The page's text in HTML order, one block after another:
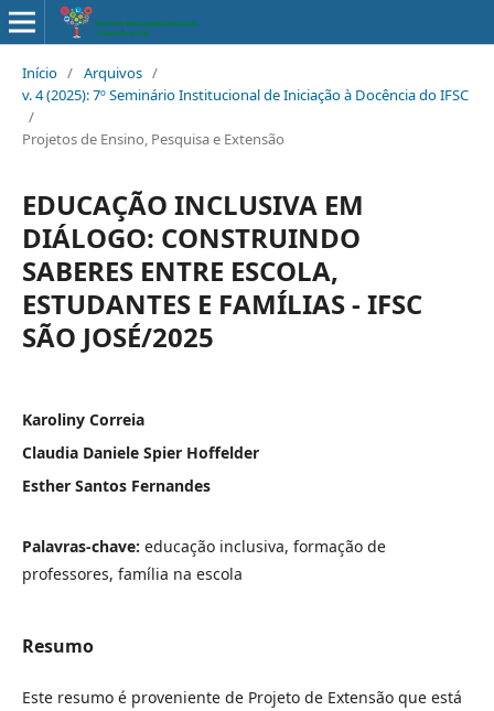
Início / Arquivos /
v. 4 (2025): 7º Seminário Institucional de Iniciação à Docência do IFSC
/
Projetos de Ensino, Pesquisa e Extensão
EDUCAÇÃO INCLUSIVA EM
DIÁLOGO: CONSTRUINDO
SABERES ENTRE ESCOLA,
ESTUDANTES E FAMÍLIAS - IFSC
SÃO JOSÉ/2025
Karoliny Correia
Claudia Daniele Spier Hoffelder
Esther Santos Fernandes
Palavras-chave: educação inclusiva, formação de
professores, família na escola
Resumo
Este resumo é proveniente de Projeto de Extensão que está